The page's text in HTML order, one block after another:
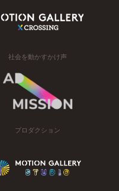
社会を動かすかけ声
プロダクション